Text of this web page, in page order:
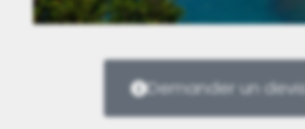
Corse
Demander un